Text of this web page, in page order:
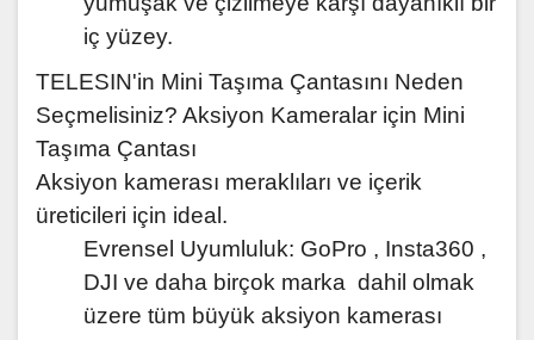
iç yüzey.
TELESIN'in Mini Taşıma Çantasını Neden
Seçmelisiniz? Aksiyon Kameralar için Mini
Taşıma Çantası
Aksiyon kamerası meraklıları ve içerik
üreticileri için ideal.
Evrensel Uyumluluk: GoPro , Insta360 ,
DJI ve daha birçok marka dahil olmak
üzere tüm büyük aksiyon kamerası